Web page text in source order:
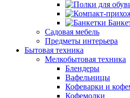
Садовая мебель
Предметы интерьера
Бытовая техника
Мелкобытовая техника
Блендеры
Вафельницы
Кофеварки и
Кофемолки